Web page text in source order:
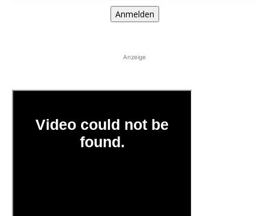
Anmelden
Anzeige